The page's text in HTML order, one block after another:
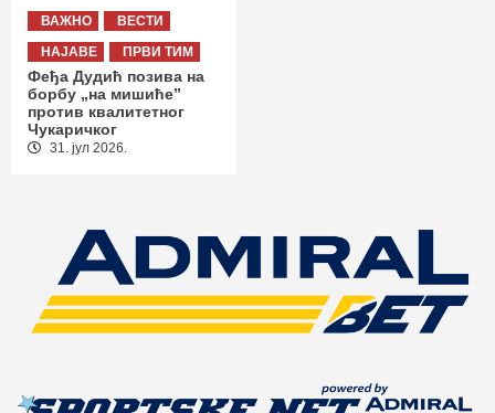
ВАЖНО
ВЕСТИ
НАЈАВЕ
ПРВИ ТИМ
Феђа Дудић позива на
борбу „на мишиће”
против квалитетног
Чукаричког
31. јул 2026.